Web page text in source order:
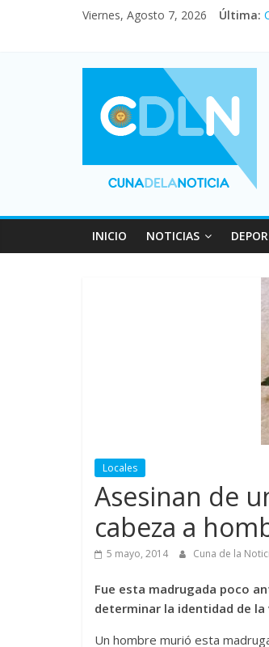
Viernes, Agosto 7, 2026 Última:
INICIO NOTICIAS
Locales
Asesinan de
cabeza a
5 mayo, 2014 Cuna de la
Fue esta madrugada poco
determinar la identidad de
Un hombre murió esta